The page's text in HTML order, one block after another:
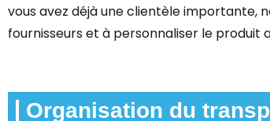
vous avez déjà une clientèle importante,
fournisseurs et à personnaliser le
Organisation du